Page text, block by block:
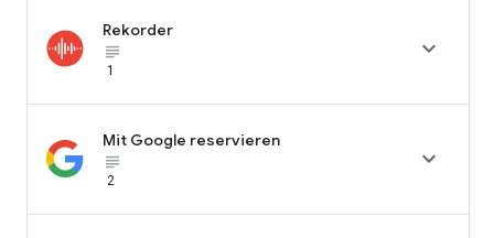
Rekorder
subject_black
1

Mit Google reservieren
subject_black
2
